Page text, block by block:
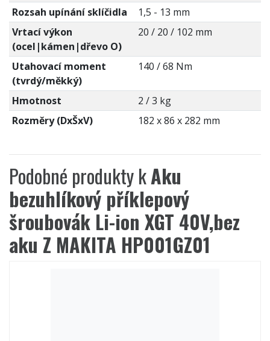
Rozsah upínání sklíčidla
1,5 - 13 mm
Vrtací výkon
(ocel|kámen|dřevo O)
20 / 20 / 102 mm
Utahovací moment
(tvrdý/měkký)
140 / 68 Nm
Hmotnost
2 / 3 kg
Rozměry (DxŠxV)
182 x 86 x 282 mm
Podobné produkty kAku
bezuhlíkový příklepový
šroubovák Li-ion XGT 40V,bez
aku Z MAKITA HP001GZ01